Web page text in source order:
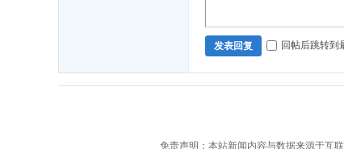
发表回复 回帖后跳转到
免责声明：本站新闻内容与数据来源于互